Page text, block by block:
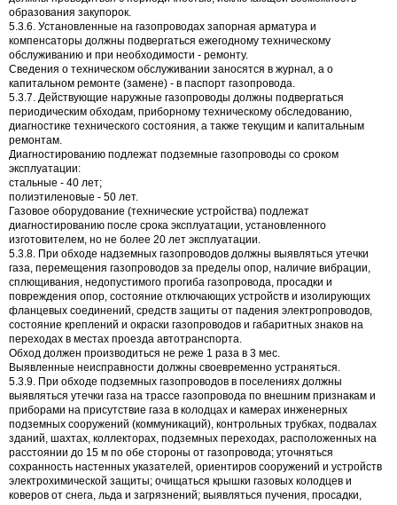
образования закупорок.
5.3.6. Установленные на газопроводах запорная арматура и
компенсаторы должны подвергаться ежегодному техническому
обслуживанию и при необходимости - ремонту.
Сведения о техническом обслуживании заносятся в журнал, а о
капитальном ремонте (замене) - в паспорт газопровода.
5.3.7. Действующие наружные газопроводы должны подвергаться
периодическим обходам, приборному техническому обследованию,
диагностике технического состояния, а также текущим и капитальным
ремонтам.
Диагностированию подлежат подземные газопроводы со сроком
эксплуатации:
стальные - 40 лет;
полиэтиленовые - 50 лет.
Газовое оборудование (технические устройства) подлежат
диагностированию после срока эксплуатации, установленного
изготовителем, но не более 20 лет эксплуатации.
5.3.8. При обходе надземных газопроводов должны выявляться утечки
газа, перемещения газопроводов за пределы опор, наличие вибрации,
сплющивания, недопустимого прогиба газопровода, просадки и
повреждения опор, состояние отключающих устройств и изолирующих
фланцевых соединений, средств защиты от падения электропроводов,
состояние креплений и окраски газопроводов и габаритных знаков на
переходах в местах проезда автотранспорта.
Обход должен производиться не реже 1 раза в 3 мес.
Выявленные неисправности должны своевременно устраняться.
5.3.9. При обходе подземных газопроводов в поселениях должны
выявляться утечки газа на трассе газопровода по внешним признакам и
приборами на присутствие газа в колодцах и камерах инженерных
подземных сооружений (коммуникаций), контрольных трубках, подвалах
зданий, шахтах, коллекторах, подземных переходах, расположенных на
расстоянии до 15 м по обе стороны от газопровода; уточняться
сохранность настенных указателей, ориентиров сооружений и устройств
электрохимической защиты; очищаться крышки газовых колодцев и
коверов от снега, льда и загрязнений; выявляться пучения, просадки,